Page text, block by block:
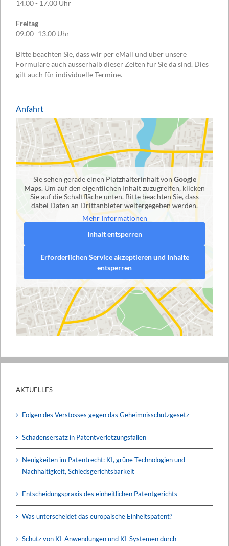
14.00 - 17.00 Uhr
Freitag
09.00- 13.00 Uhr
Bitte beachten Sie, dass wir per eMail und über unsere
Formulare auch ausserhalb dieser Zeiten für Sie da sind. Dies
gilt auch für individuelle Termine.
Anfahrt
Sie sehen gerade einen Platzhalterinhalt von Google
Maps. Um auf den eigentlichen Inhalt zuzugreifen, klicken
Sie auf die Schaltfläche unten. Bitte beachten Sie, dass
dabei Daten an Drittanbieter weitergegeben werden.
Mehr Informationen
Inhalt entsperren
Erforderlichen Service akzeptieren und Inhalte
entsperren
AKTUELLES
Folgen des Verstosses gegen das Geheimnisschutzgesetz
Schadensersatz in Patentverletzungsfällen
Neuigkeiten im Patentrecht: KI, grüne Technologien und
Nachhaltigkeit, Schiedsgerichtsbarkeit
Entscheidungspraxis des einheitlichen Patentgerichts
Was unterscheidet das europäische Einheitspatent?
Schutz von KI-Anwendungen und KI-Systemen durch